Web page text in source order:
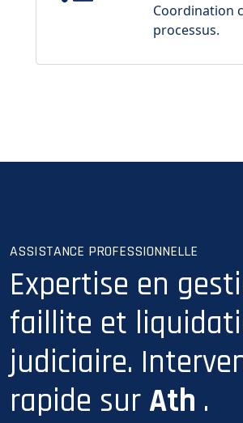
Coordination
processus.
ASSISTANCE PROFESSIONNELLE
Expertise en
faillite et
judiciaire.
rapide sur Ath .